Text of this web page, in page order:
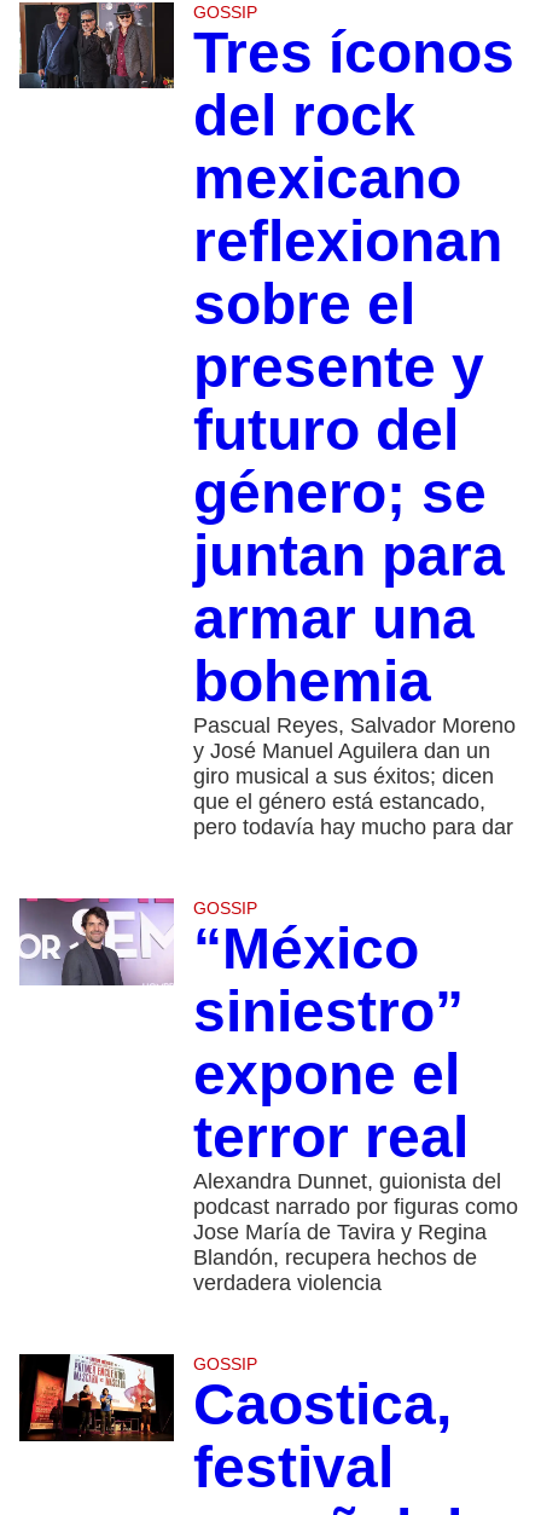
GOSSIP
Tres íconos
del rock
mexicano
reflexionan
sobre el
presente y
futuro del
género; se
juntan para
armar una
bohemia
Pascual Reyes, Salvador Moreno
y José Manuel Aguilera dan un
giro musical a sus éxitos; dicen
que el género está estancado,
pero todavía hay mucho para dar
GOSSIP
“México
siniestro”
expone el
terror real
Alexandra Dunnet, guionista del
podcast narrado por figuras como
Jose María de Tavira y Regina
Blandón, recupera hechos de
verdadera violencia
GOSSIP
Caostica,
festival